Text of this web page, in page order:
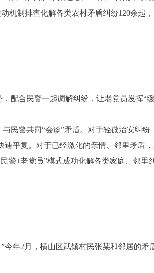
机制排查化解各类农村矛盾纠纷120余起
配合民警一起调解纠纷，让老党员发挥“
民警共同“会诊”矛盾。对于轻微治安纠纷
平复。对于已经激化的亲情、邻里矛盾
警+老党员”模式成功化解各类家庭、邻里
今年2月，横山区武镇村民张某和邻居的矛